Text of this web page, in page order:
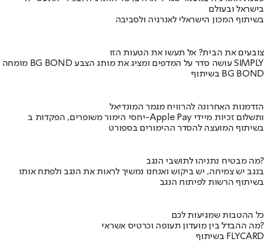
בישראל ובעולם
בשיתוף המכון הישראלי לאנרגיה ולסביבה
צובעים את הבית? אל תעשו את הטעות הזו
מומחה BG BOND עושה סדר על המדפים ומציג את מותג הצבע SIMPLY
בשיתוף BG BOND
הזדמנות האחרונה להרוויח מגמר המונדיאל
יחסי הימור משופרים, הפקדות ב-Apple Pay ותשלום זכיות מיידי
בשיתוף המועצה להסדר ההימורים בספורט
מה מבטיח נתניהו לתושבי הנגב?
בנגב יש צמיחה, יש ביקוש ואנחנו נמשיך לראות את הנגב ולפתח אותו
בשיתוף הרשות לפיתוח הנגב
כל ההטבות שמגיעות לכם
מה ההבדל בין מועדון תעופה וכרטיס אשראי?
בשיתוף FLYCARD